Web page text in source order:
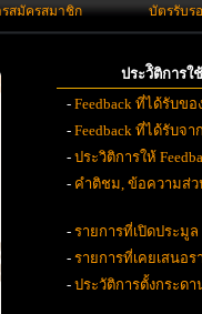
รสมัครสมาชิก บัตรรับร
ประวัิติการใ
- Feedback ที่ได้รับข
- Feedback ที่ได้รับจ
- ประวิติการให้
- คำติชม, ข้อความส่
- รายการที่เปิดประมูล
- รายการที่เคยเสนอ
- ประวัติการตั้งกระดา